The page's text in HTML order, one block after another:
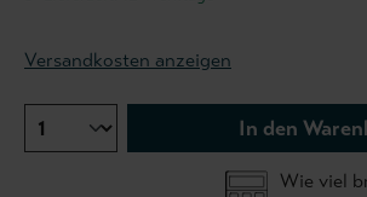
Versandkosten anzeigen
In den
Wie viel